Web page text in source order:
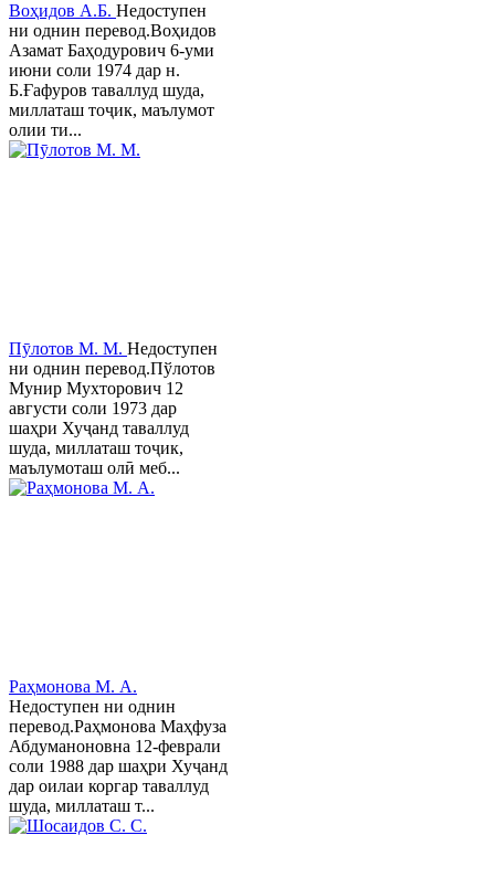
Воҳидов А.Б. Недоступен
ни однин перевод.Воҳидов
Азамат Баҳодурович 6-уми
июни соли 1974 дар н.
Б.Ғафуров таваллуд шуда,
миллаташ тоҷик, маълумот
олии ти...
Пӯлотов М. М. Недоступен
ни однин перевод.Пўлотов
Мунир Мухторович 12
августи соли 1973 дар
шаҳри Хуҷанд таваллуд
шуда, миллаташ тоҷик,
маълумоташ олӣ меб...
Раҳмонова М. А.
Недоступен ни однин
перевод.Раҳмонова Маҳфуза
Абдуманоновна 12-феврали
соли 1988 дар шаҳри Хуҷанд
дар оилаи коргар таваллуд
шуда, миллаташ т...